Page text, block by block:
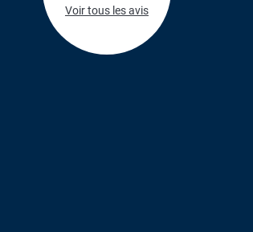
Voir tous les avis